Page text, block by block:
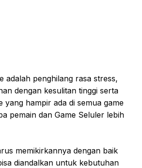
adalah penghilang rasa stress,
dengan kesulitan tinggi serta
yang hampir ada di semua game
pemain dan Game Seluler lebih
memikirkannya dengan baik
diandalkan untuk kebutuhan